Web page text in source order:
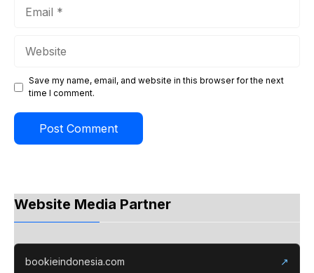
Save my name, email, and website in this browser for the next
time I comment.
Website Media Partner
bookieindonesia.com ↗